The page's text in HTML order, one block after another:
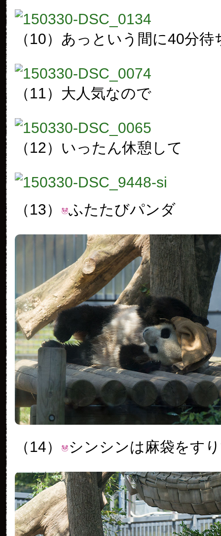
（10）あっという間に40分待
（11）大人気なので
（12）いったん休憩して
（13） ふたたびパンダ
（14） シンシンは麻袋をす